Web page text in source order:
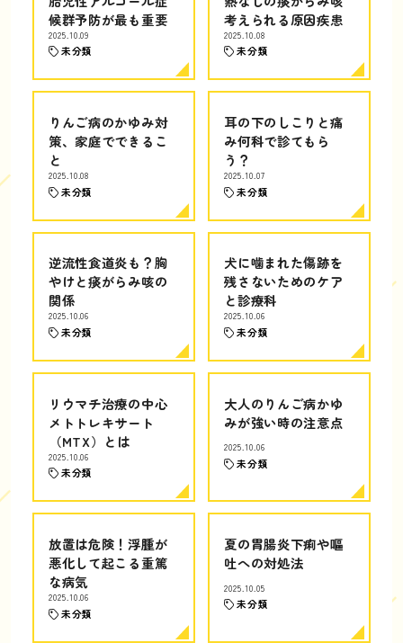
候群予防が最も重要
2025.10.09
未分類
考えられる原因疾患
2025.10.08
未分類
りんご病のかゆみ対
策、家庭でできるこ
と
2025.10.08
未分類
耳の下のしこりと痛
み何科で診てもら
う？
2025.10.07
未分類
逆流性食道炎も？胸
やけと痰がらみ咳の
関係
2025.10.06
未分類
犬に噛まれた傷跡を
残さないためのケア
と診療科
2025.10.06
未分類
リウマチ治療の中心
メトトレキサート
（MTX）とは
2025.10.06
未分類
大人のりんご病かゆ
みが強い時の注意点
2025.10.06
未分類
放置は危険！浮腫が
悪化して起こる重篤
な病気
2025.10.06
未分類
夏の胃腸炎下痢や嘔
吐への対処法
2025.10.05
未分類